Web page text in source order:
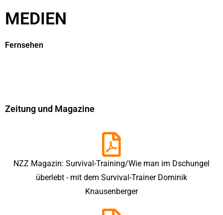
MEDIEN
Fernsehen
Zeitung und Magazine
NZZ Magazin: Survival-Training/Wie man im Dschungel
überlebt - mit dem Survival-Trainer Dominik
Knausenberger